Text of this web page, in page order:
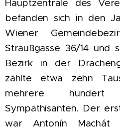
Hauptzentrale des
befanden sich in den
Wiener
Straußgasse 36/14 und
Bezirk in der
zählte etwa zehn
mehrere hundert
Sympathisanten. Der
war Antonín